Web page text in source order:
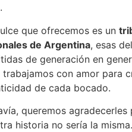
que ofrecemos es un
de Argentina, esas
de generación en
trabajamos con amor para
de cada bocado.
queremos
historia no sería la misma.